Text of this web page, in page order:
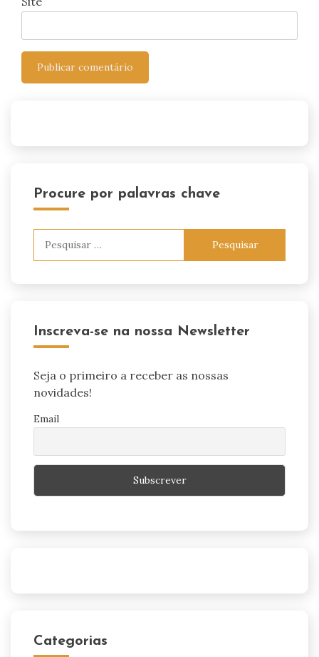
Procure por palavras chave
Inscreva-se na nossa Newsletter
Seja o primeiro a receber as nossas
novidades!
Email
Categorias